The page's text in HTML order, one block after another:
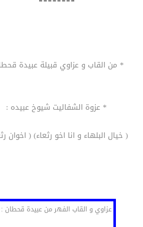
* من القاب و عزاوي قبيلة عبيدة
* عزوة الشفاليت شيوخ عبيده :
( خيال البلهاء و انا اخو رثعاء) ( اخوان
عزاوي و القاب الفهر من عبيدة قحطان :